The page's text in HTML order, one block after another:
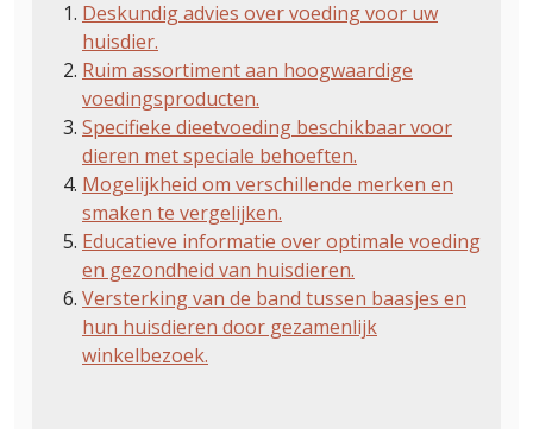
Deskundig advies over voeding voor uw
huisdier.
Ruim assortiment aan hoogwaardige
voedingsproducten.
Specifieke dieetvoeding beschikbaar voor
dieren met speciale behoeften.
Mogelijkheid om verschillende merken en
smaken te vergelijken.
Educatieve informatie over optimale voeding
en gezondheid van huisdieren.
Versterking van de band tussen baasjes en
hun huisdieren door gezamenlijk
winkelbezoek.